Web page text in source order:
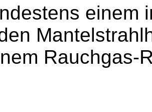
einem
Rauchgas-